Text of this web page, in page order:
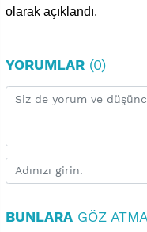
olarak açıklandı.
YORUMLAR (0)
BUNLARA GÖZ